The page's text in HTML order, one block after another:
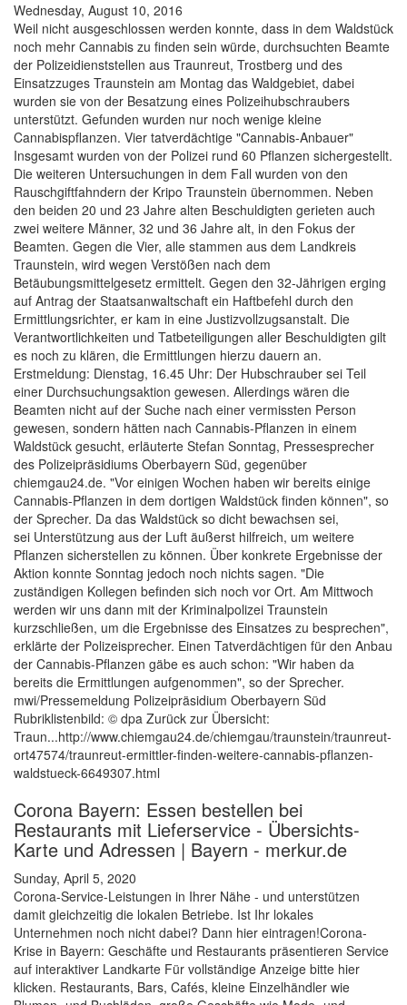
Wednesday, August 10, 2016
Weil nicht ausgeschlossen werden konnte, dass in dem Waldstück
noch mehr Cannabis zu finden sein würde, durchsuchten Beamte
der Polizeidienststellen aus Traunreut, Trostberg und des
Einsatzzuges Traunstein am Montag das Waldgebiet, dabei
wurden sie von der Besatzung eines Polizeihubschraubers
unterstützt. Gefunden wurden nur noch wenige kleine
Cannabispflanzen. Vier tatverdächtige "Cannabis-Anbauer"
Insgesamt wurden von der Polizei rund 60 Pflanzen sichergestellt.
Die weiteren Untersuchungen in dem Fall wurden von den
Rauschgiftfahndern der Kripo Traunstein übernommen. Neben
den beiden 20 und 23 Jahre alten Beschuldigten gerieten auch
zwei weitere Männer, 32 und 36 Jahre alt, in den Fokus der
Beamten. Gegen die Vier, alle stammen aus dem Landkreis
Traunstein, wird wegen Verstößen nach dem
Betäubungsmittelgesetz ermittelt. Gegen den 32-Jährigen erging
auf Antrag der Staatsanwaltschaft ein Haftbefehl durch den
Ermittlungsrichter, er kam in eine Justizvollzugsanstalt. Die
Verantwortlichkeiten und Tatbeteiligungen aller Beschuldigten gilt
es noch zu klären, die Ermittlungen hierzu dauern an.
Erstmeldung: Dienstag, 16.45 Uhr: Der Hubschrauber sei Teil
einer Durchsuchungsaktion gewesen. Allerdings wären die
Beamten nicht auf der Suche nach einer vermissten Person
gewesen, sondern hätten nach Cannabis-Pflanzen in einem
Waldstück gesucht, erläuterte Stefan Sonntag, Pressesprecher
des Polizeipräsidiums Oberbayern Süd, gegenüber
chiemgau24.de. "Vor einigen Wochen haben wir bereits einige
Cannabis-Pflanzen in dem dortigen Waldstück finden können", so
der Sprecher. Da das Waldstück so dicht bewachsen sei,
sei Unterstützung aus der Luft äußerst hilfreich, um weitere
Pflanzen sicherstellen zu können. Über konkrete Ergebnisse der
Aktion konnte Sonntag jedoch noch nichts sagen. "Die
zuständigen Kollegen befinden sich noch vor Ort. Am Mittwoch
werden wir uns dann mit der Kriminalpolizei Traunstein
kurzschließen, um die Ergebnisse des Einsatzes zu besprechen",
erklärte der Polizeisprecher. Einen Tatverdächtigen für den Anbau
der Cannabis-Pflanzen gäbe es auch schon: "Wir haben da
bereits die Ermittlungen aufgenommen", so der Sprecher.
mwi/Pressemeldung Polizeipräsidium Oberbayern Süd
Rubriklistenbild: © dpa Zurück zur Übersicht:
Traun...http://www.chiemgau24.de/chiemgau/traunstein/traunreut-
ort47574/traunreut-ermittler-finden-weitere-cannabis-pflanzen-
waldstueck-6649307.html
Corona Bayern: Essen bestellen bei
Restaurants mit Lieferservice - Übersichts-
Karte und Adressen | Bayern - merkur.de
Sunday, April 5, 2020
Corona-Service-Leistungen in Ihrer Nähe - und unterstützen
damit gleichzeitig die lokalen Betriebe. Ist Ihr lokales
Unternehmen noch nicht dabei? Dann hier eintragen!Corona-
Krise in Bayern: Geschäfte und Restaurants präsentieren Service
auf interaktiver Landkarte Für vollständige Anzeige bitte hier
klicken. Restaurants, Bars, Cafés, kleine Einzelhändler wie